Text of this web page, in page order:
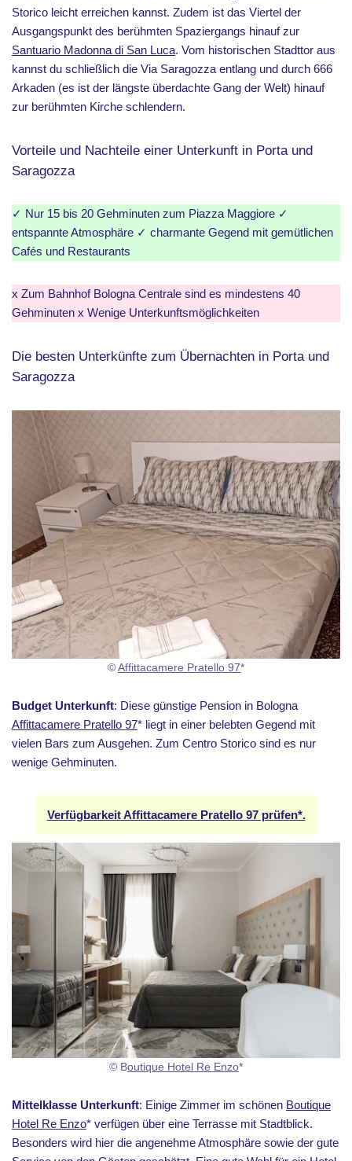
Storico leicht erreichen kannst. Zudem ist das Viertel der
Ausgangspunkt des berühmten Spaziergangs hinauf zur
Santuario Madonna di San Luca. Vom historischen Stadttor aus
kannst du schließlich die Via Saragozza entlang und durch 666
Arkaden (es ist der längste überdachte Gang der Welt) hinauf
zur berühmten Kirche schlendern.
Vorteile und Nachteile einer Unterkunft in Porta und
Saragozza
✓ Nur 15 bis 20 Gehminuten zum Piazza Maggiore ✓
entspannte Atmosphäre ✓ charmante Gegend mit gemütlichen
Cafés und Restaurants
x Zum Bahnhof Bologna Centrale sind es mindestens 40
Gehminuten x Wenige Unterkunftsmöglichkeiten
Die besten Unterkünfte zum Übernachten in Porta und
Saragozza
© Affittacamere Pratello 97*
Budget Unterkunft: Diese günstige Pension in Bologna
Affittacamere Pratello 97* liegt in einer belebten Gegend mit
vielen Bars zum Ausgehen. Zum Centro Storico sind es nur
wenige Gehminuten.
Verfügbarkeit Affittacamere Pratello 97 prüfen*.
© Boutique Hotel Re Enzo*
Mittelklasse Unterkunft: Einige Zimmer im schönen Boutique
Hotel Re Enzo* verfügen über eine Terrasse mit Stadtblick.
Besonders wird hier die angenehme Atmosphäre sowie der gute